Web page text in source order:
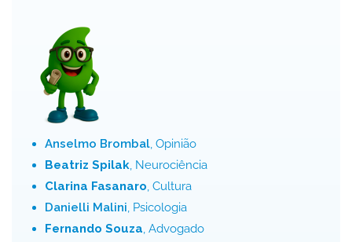
Anselmo Brombal, Opinião
Beatriz Spilak, Neurociência
Clarina Fasanaro, Cultura
Danielli Malini, Psicologia
Fernando Souza, Advogado